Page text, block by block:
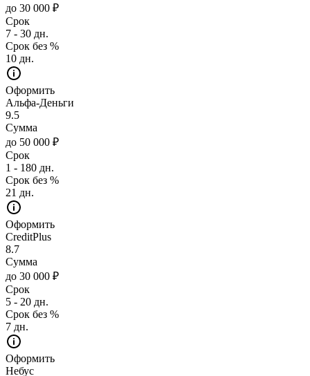
до 30 000 ₽
Срок
7 - 30 дн.
Срок без %
10 дн.
Оформить
Альфа-Деньги
9.5
Сумма
до 50 000 ₽
Срок
1 - 180 дн.
Срок без %
21 дн.
Оформить
CreditPlus
8.7
Сумма
до 30 000 ₽
Срок
5 - 20 дн.
Срок без %
7 дн.
Оформить
Небус